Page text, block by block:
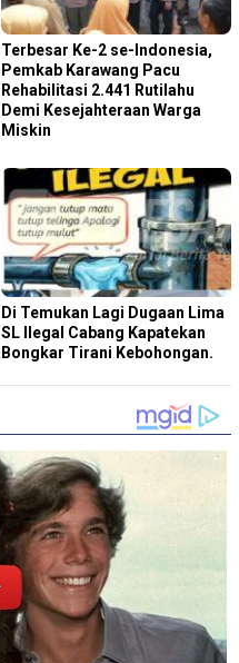
Terbesar Ke-2 se-Indonesia,
Pemkab Karawang Pacu
Rehabilitasi 2.441 Rutilahu
Demi Kesejahteraan Warga
Miskin
Di Temukan Lagi Dugaan Lima
SL Ilegal Cabang Kapatekan
Bongkar Tirani Kebohongan.